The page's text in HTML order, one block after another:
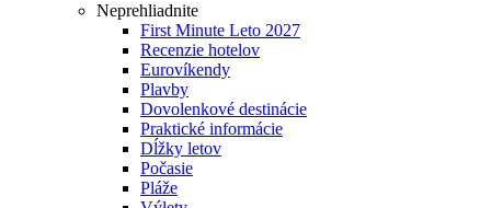
Neprehliadnite
First Minute Leto 2027
Recenzie hotelov
Eurovíkendy
Plavby
Dovolenkové destinácie
Praktické informácie
Dĺžky letov
Počasie
Pláže